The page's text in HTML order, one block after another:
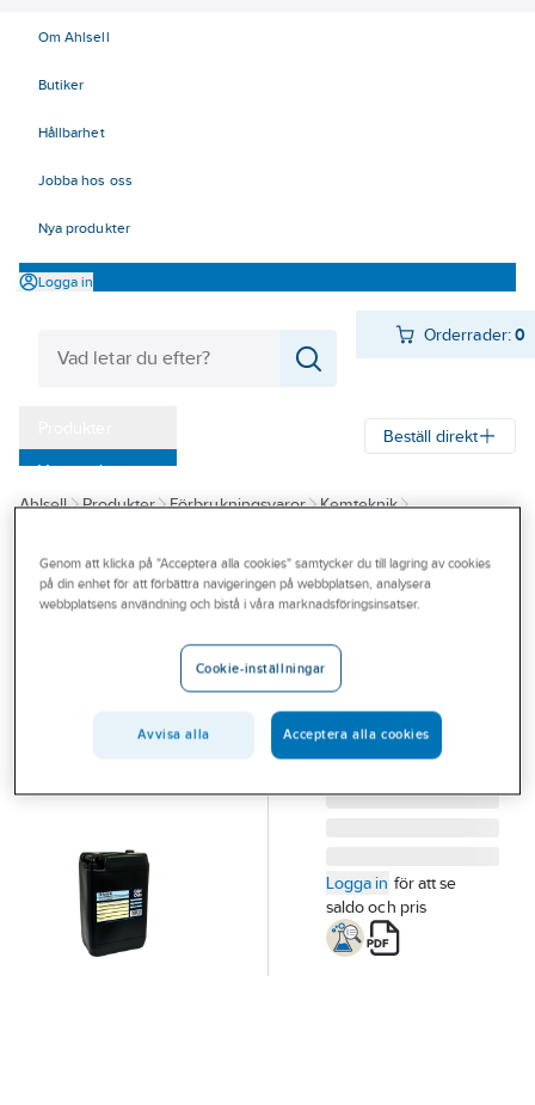
Om Ahlsell
Butiker
Hållbarhet
Jobba hos oss
Nya produkter
Logga in
Orderrader:0
Varumärken
Kampanjer
Outlet
Branscher
Beställ direkt
Ahlsell Produkter Förbrukningsvaror
Kemteknik
Q8OILS
Q8 Handel 46
HYDRAULOLJA Q8
HANDEL 46 20L
641006
Logga in för att se
saldo och pris
Genom att klicka på "Acceptera alla cookies" samtycker du till lagring av cookies
på din enhet för att förbättra navigeringen på webbplatsen, analysera
webbplatsens användning och bistå i våra marknadsföringsinsatser.
Cookie-inställningar
Avvisa alla Acceptera alla cookies